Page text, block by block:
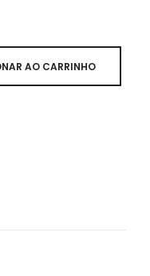
AO CARRINHO